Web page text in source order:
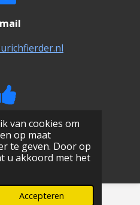
van cookies om
op maat
te geven. Door op
u akkoord met het
Accepteren
ons!
I
t
a